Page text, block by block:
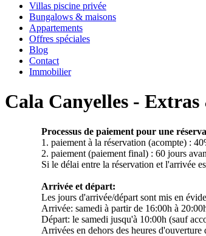
Villas piscine privée
Bungalows & maisons
Appartements
Offres spéciales
Blog
Contact
Immobilier
Cala Canyelles -
Processus de paiement pour une
1. paiement à la réservation (acompte) :
2. paiement (paiement final) : 60 jours
Si le délai entre la réservation et l'arrivée
Arrivée et départ:
Les jours d'arrivée/départ sont mis en
Arrivée: samedi à partir de 16:00h à
Départ: le samedi jusqu'à 10:00h (sauf
Arrivées en dehors des heures